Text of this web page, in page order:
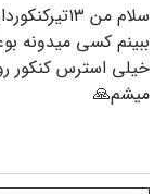
سلام من
ببینم کسی میدونه
خیلی استرس کنکور
میشم🙏